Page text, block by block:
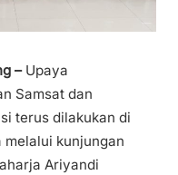
–Upaya
Samsat dan
terus dilakukan di
melalui kunjungan
Ariyandi